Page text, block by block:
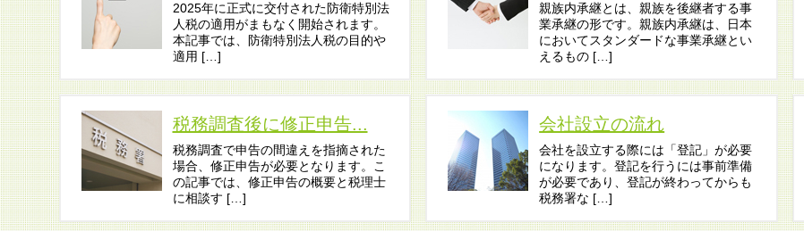
2025年に正式に交付された防衛特別法
人税の適用がまもなく開始されます。
本記事では、防衛特別法人税の目的や
適用 […]
親族内承継とは、親族を後継者する事
業承継の形です。親族内承継は、日本
においてスタンダードな事業承継とい
えるもの […]
税務調査後に修正申告...
税務調査で申告の間違えを指摘された
場合、修正申告が必要となります。こ
の記事では、修正申告の概要と税理士
に相談す […]
会社設立の流れ
会社を設立する際には「登記」が必要
になります。登記を行うには事前準備
が必要であり、登記が終わってからも
税務署な […]